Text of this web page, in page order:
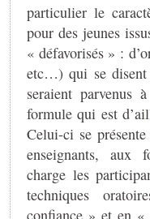
particulier le
pour des jeunes
« défavorisés » :
etc…) qui se disent
seraient parvenus
formule qui est
Celui-ci se
enseignants, aux
charge les
techniques
confiance » et en «